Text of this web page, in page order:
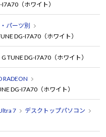
I7A70（ホワイト）
パーツ別
DG-I7A70（ホワイト）
G TUNE DG-I7A70（ホワイト）
RADEON
DG-I7A70（ホワイト）
7
デスクトップパソコン